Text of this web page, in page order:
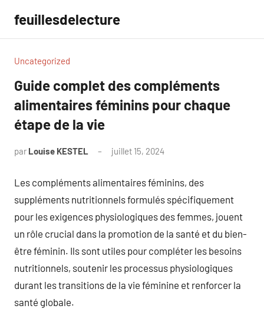
contenu
feuillesdelecture
Uncategorized
Guide complet des compléments
alimentaires féminins pour chaque
étape de la vie
par Louise KESTEL juillet 15, 2024
Les compléments alimentaires féminins, des
suppléments nutritionnels formulés spécifiquement
pour les exigences physiologiques des femmes, jouent
un rôle crucial dans la promotion de la santé et du bien-
être féminin. Ils sont utiles pour compléter les besoins
nutritionnels, soutenir les processus physiologiques
durant les transitions de la vie féminine et renforcer la
santé globale.